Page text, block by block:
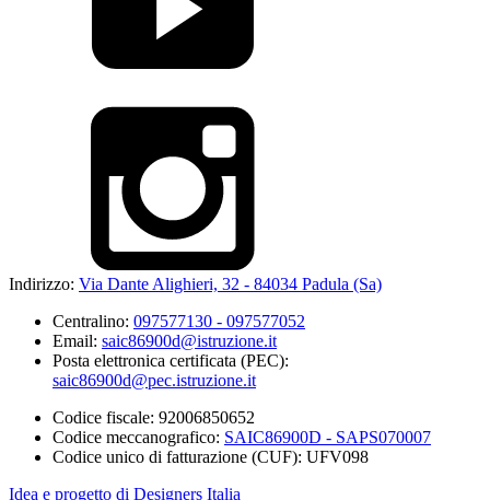
Indirizzo: Via Dante Alighieri, 32 - 84034 Padula (Sa)
Centralino: 097577130 - 097577052
Email: saic86900d@istruzione.it
Posta elettronica certificata (PEC):
saic86900d@pec.istruzione.it
Codice fiscale: 92006850652
Codice meccanografico: SAIC86900D - SAPS070007
Codice unico di fatturazione (CUF): UFV098
Idea e progetto di Designers Italia